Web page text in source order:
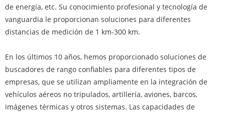
de energía, etc. Su conocimiento profesional y tecnología de
vanguardia le proporcionan soluciones para diferentes
distancias de medición de 1 km-300 km.
En los últimos 10 años, hemos proporcionado soluciones de
buscadores de rango confiables para diferentes tipos de
empresas, que se utilizan ampliamente en la integración de
vehículos aéreos no tripulados, artillería, aviones, barcos,
imágenes térmicas y otros sistemas. Las capacidades de